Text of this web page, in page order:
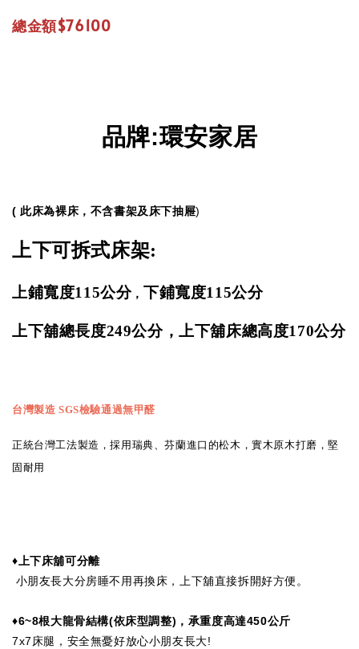
總金額$76100
品牌:環安家居
( 此床為裸床，不含書架及床下抽屜)
上下可拆式床架:
上鋪寬度115公分， 下鋪寬度115公分
上下舖總長度249公分，上下舖床總高度170公分
台灣製造 SGS檢驗通過無甲醛
正統台灣工法製造，採用瑞典、芬蘭進口的松木，實木原木打磨，堅
固耐用
♦上下床舖可分離
小朋友長大分房睡不用再換床，上下舖直接拆開好方便。
♦6~8根大龍骨結構(依床型調整) ，承重度高達450公斤
7x7床腿，安全無憂好放心小朋友長大!